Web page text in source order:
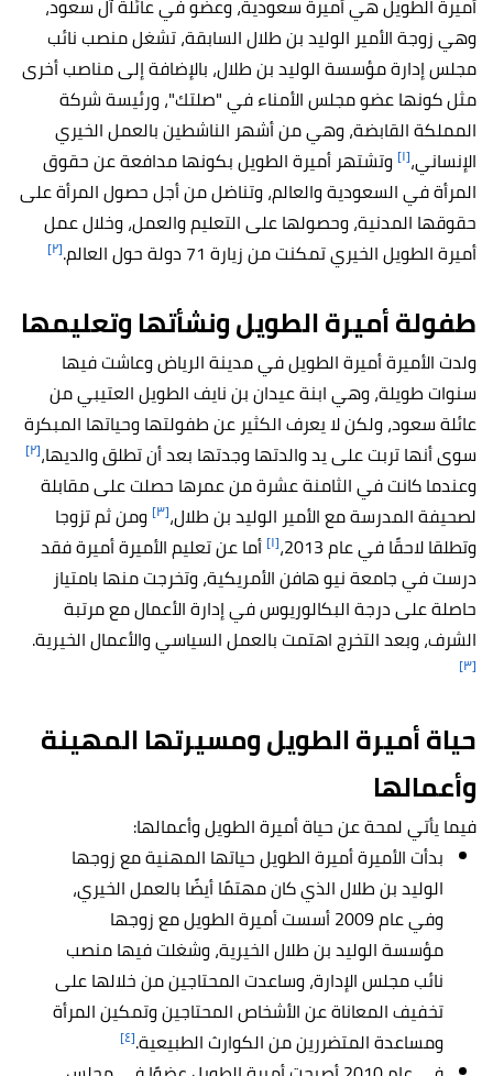
أميرة الطويل هي أميرة سعودية، وعضو في عائلة آل سعود،
وهي زوجة الأمير الوليد بن طلال السابقة، تشغل منصب نائب
مجلس إدارة مؤسسة الوليد بن طلال، بالإضافة إلى مناصب أخرى
مثل كونها عضو مجلس الأمناء في "صلتك"، ورئيسة شركة
المملكة القابضة، وهي من أشهر الناشطين بالعمل الخيري
الإنساني،[١] وتشتهر أميرة الطويل بكونها مدافعة عن حقوق
المرأة في السعودية والعالم، وتناضل من أجل حصول المرأة على
حقوقها المدنية، وحصولها على التعليم والعمل، وخلال عمل
أميرة الطويل الخيري تمكنت من زيارة 71 دولة حول العالم.
[٢]
طفولةأميرة الطويل ونشأتها وتعليمها
ولدت الأميرة أميرة الطويل في مدينة الرياض وعاشت فيها
سنوات طويلة، وهي ابنة عيدان بن نايف الطويل العتيبي من
عائلة سعود، ولكن لا يعرف الكثير عن طفولتها وحياتها المبكرة
سوى أنها تربت على يد والدتها وجدتها بعد أن تطلق والديها،[٢]
وعندما كانت في الثامنة عشرة من عمرها حصلت على مقابلة
لصحيفة المدرسة مع الأمير الوليد بن طلال،[٣]
ومن ثم تزوجا
وتطلقا لاحقًا في عام 2013،
[١] أما عن تعليم الأميرة أميرة فقد
درست في جامعة نيو هافن الأمريكية، وتخرجت منها بامتياز
حاصلة على درجة البكالوريوس في إدارة الأعمال مع مرتبة
الشرف، وبعد التخرج اهتمت بالعمل السياسي والأعمال الخيرية.
[٣]
حياة أميرة الطويل ومسيرتها المهينة
وأعمالها
فيما يأتي لمحة عن حياة أميرة الطويل وأعمالها:
بدأت الأميرة أميرة الطويل حياتها المهنية مع زوجها
الوليد بن طلال الذي كان مهتمًا أيضًا بالعمل الخيري،
وفي عام 2009 أسست أميرة الطويل مع زوجها
مؤسسة الوليد بن طلال الخيرية، وشغلت فيها منصب
نائب مجلس الإدارة، وساعدت المحتاجين من خلالها على
تخفيف المعاناة عن الأشخاص المحتاجين وتمكين المرأة
ومساعدة المتضررين من الكوارث الطبيعية.[٤]